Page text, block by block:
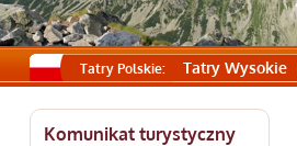
Tatry Polskie: Tatry Wysokie
Komunikat turystyczny